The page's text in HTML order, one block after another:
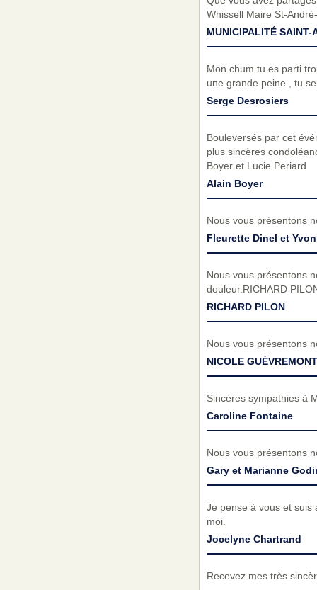
Whissell Maire St-
MUNICIPALITÉ SAINT-
Mon chum tu es parti
une grande peine , tu
Serge Desrosiers
Bouleversés par cet
plus sincères
Boyer et Lucie Periard
Alain Boyer
Nous vous présentons
Fleurette Dinel et
Nous vous présentons
douleur.RICHARD
RICHARD PILON
Nous vous présentons
NICOLE GUÉVREMONT
Sincères sympathies à
Caroline Fontaine
Nous vous présentons
Gary et Marianne
Je pense à vous et suis
moi.
Jocelyne Chartrand
Recevez mes très